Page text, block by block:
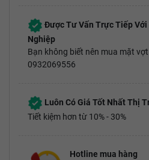
Được Tư Vấn Trực Tiếp Với
Nghiệp
Bạn không biết nên mua mặt
0932069556
Luôn Có Giá Tốt Nhất Thị
Tiết kiệm hơn từ 10% - 30%
Hotline mua hàng